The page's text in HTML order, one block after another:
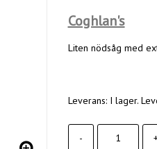
Coghlan's
Liten nödsåg med
Leverans: I lager.
-